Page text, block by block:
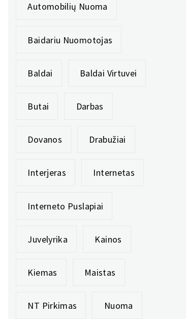
Automobilių Nuoma
Baidariu Nuomotojas
Baldai Baldai Virtuvei
Butai Darbas
Dovanos Drabužiai
Interjeras Internetas
Interneto Puslapiai
Juvelyrika Kainos
Kiemas Maistas
NT Pirkimas Nuoma